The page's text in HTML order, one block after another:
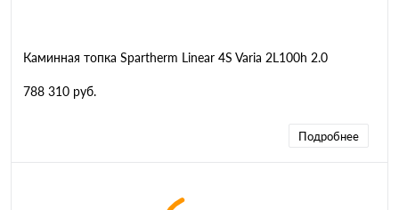
Каминная топка Spartherm Linear 4S Varia 2L100h 2.0
788 310 руб.
Подробнее